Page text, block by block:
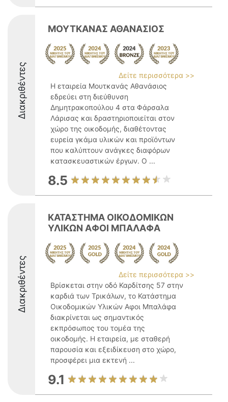
Διακριθέντες
ΜΟΥΤΚΑΝΑΣ ΑΘΑΝΑΣΙΟΣ
Δείτε περισσότερα >>
Η εταιρεία Μουτκανάς Αθανάσιος
εδρεύει στη διεύθυνση
Δημητρακοπούλου 4 στα Φάρσαλα
Λάρισας και δραστηριοποιείται στον
χώρο της οικοδομής, διαθέτοντας
ευρεία γκάμα υλικών και προϊόντων
που καλύπτουν ανάγκες διαφόρων
κατασκευαστικών έργων. Ο ...
8.5
Διακριθέντες
ΚΑΤΑΣΤΗΜΑ ΟΙΚΟΔΟΜΙΚΩΝ
ΥΛΙΚΩΝ ΑΦΟΙ ΜΠΑΛΑΦΑ
Δείτε περισσότερα >>
Βρίσκεται στην οδό Καρδίτσης 57 στην
καρδιά των Τρικάλων, το Κατάστημα
Οικοδομικών Υλικών Αφοι Μπαλάφα
διακρίνεται ως σημαντικός
εκπρόσωπος του τομέα της
οικοδομής. Η εταιρεία, με σταθερή
παρουσία και εξειδίκευση στο χώρο,
προσφέρει μια εκτενή ...
9.1